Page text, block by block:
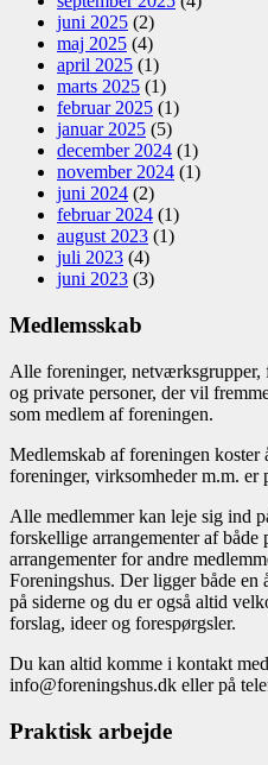
juni 2025 (2)
maj 2025 (4)
april 2025 (1)
marts 2025 (1)
februar 2025 (1)
januar 2025 (5)
december 2024 (1)
november 2024 (1)
juni 2024 (2)
februar 2024 (1)
august 2023 (1)
juli 2023 (4)
juni 2023 (3)
Medlemsskab
Alle foreninger,
og private personer, der vil
som medlem af foreningen.
Medlemskab af foreningen
foreninger, virksomheder m.m. er
Alle medlemmer kan leje sig ind
forskellige arrangementer af både
arrangementer for andre
Foreningshus. Der ligger både en
på siderne og du er også altid
forslag, ideer og forespørgsler.
Du kan altid komme i kontakt
info@foreningshus.dk eller på
Praktisk arbejde